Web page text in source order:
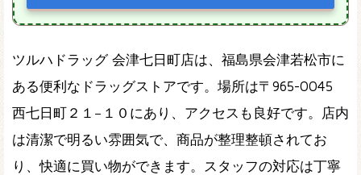
ツルハドラッグ 会津七日町店は、福島県会津若松市に
ある便利なドラッグストアです。場所は〒965-0045
西七日町２１−１０にあり、アクセスも良好です。店内
は清潔で明るい雰囲気で、商品が整理整頓されてお
り、快適に買い物ができます。スタッフの対応は丁寧